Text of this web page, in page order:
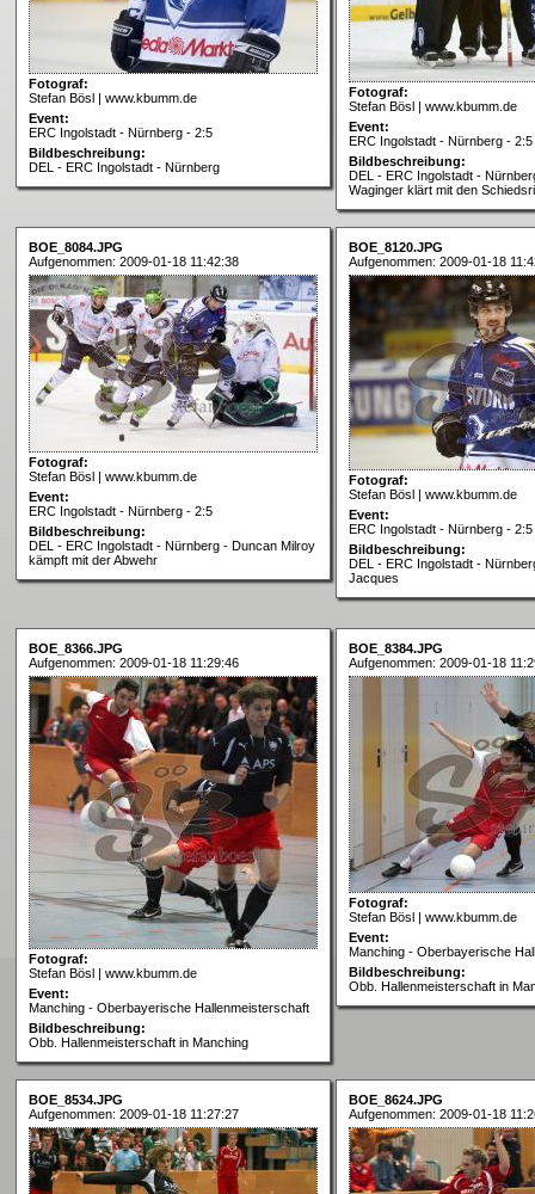
Fotograf:
Stefan Bösl | www.kbumm.de
Event:
ERC Ingolstadt - Nürnberg - 2:5
Bildbeschreibung:
DEL - ERC Ingolstadt - Nürnberg
Fotograf:
Stefan Bösl | www.kbumm.de
Event:
ERC Ingolstadt - Nürnberg - 2:5
Bildbeschreibung:
DEL - ERC Ingolstadt -
Waginger klärt mit den
BOE_8084.JPG
Aufgenommen: 2009-01-18 11:42:38
Fotograf:
Stefan Bösl | www.kbumm.de
Event:
ERC Ingolstadt - Nürnberg - 2:5
Bildbeschreibung:
DEL - ERC Ingolstadt - Nürnberg - Duncan Milroy
kämpft mit der Abwehr
BOE_8120.JPG
Aufgenommen: 2009-01-18
Fotograf:
Stefan Bösl | www.kbumm.de
Event:
ERC Ingolstadt - Nürnberg - 2:5
Bildbeschreibung:
DEL - ERC Ingolstadt -
Jacques
BOE_8366.JPG
Aufgenommen: 2009-01-18 11:29:46
Fotograf:
Stefan Bösl | www.kbumm.de
Event:
Manching - Oberbayerische Hallenmeisterschaft
Bildbeschreibung:
Obb. Hallenmeisterschaft in Manching
BOE_8384.JPG
Aufgenommen: 2009-01-18
Fotograf:
Stefan Bösl | www.kbumm.de
Event:
Manching - Oberbayerische
Bildbeschreibung:
Obb. Hallenmeisterschaft in
BOE_8534.JPG
Aufgenommen: 2009-01-18 11:27:27
BOE_8624.JPG
Aufgenommen: 2009-01-18